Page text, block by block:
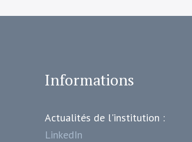
Informations
Actualités de l'institution :
LinkedIn